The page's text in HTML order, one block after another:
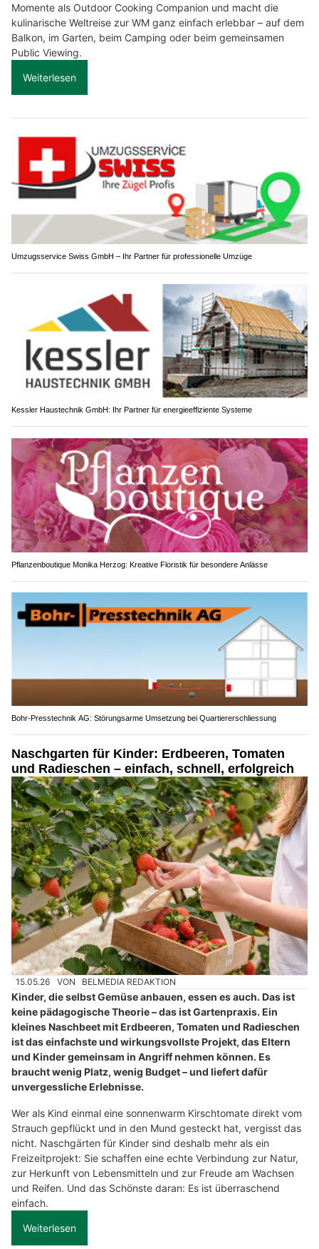
Momente als Outdoor Cooking Companion und macht die
kulinarische Weltreise zur WM ganz einfach erlebbar – auf dem
Balkon, im Garten, beim Camping oder beim gemeinsamen
Public Viewing.
Weiterlesen
Umzugsservice Swiss GmbH – Ihr Partner für professionelle Umzüge
Kessler Haustechnik GmbH: Ihr Partner für energieeffiziente Systeme
Pflanzenboutique Monika Herzog: Kreative Floristik für besondere Anlässe
Bohr-Presstechnik AG: Störungsarme Umsetzung bei Quartiererschliessung
Naschgarten für Kinder: Erdbeeren, Tomaten
und Radieschen – einfach, schnell, erfolgreich
15.05.26 VON BELMEDIA REDAKTION
Kinder, die selbst Gemüse anbauen, essen es auch. Das ist
keine pädagogische Theorie – das ist Gartenpraxis. Ein
kleines Naschbeet mit Erdbeeren, Tomaten und Radieschen
ist das einfachste und wirkungsvollste Projekt, das Eltern
und Kinder gemeinsam in Angriff nehmen können. Es
braucht wenig Platz, wenig Budget – und liefert dafür
unvergessliche Erlebnisse.
Wer als Kind einmal eine sonnenwarm Kirschtomate direkt vom
Strauch gepflückt und in den Mund gesteckt hat, vergisst das
nicht. Naschgärten für Kinder sind deshalb mehr als ein
Freizeitprojekt: Sie schaffen eine echte Verbindung zur Natur,
zur Herkunft von Lebensmitteln und zur Freude am Wachsen
und Reifen. Und das Schönste daran: Es ist überraschend
einfach.
Weiterlesen